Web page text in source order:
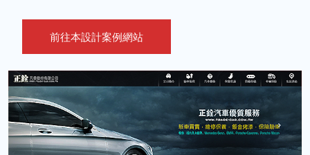
前往本設計案例網站